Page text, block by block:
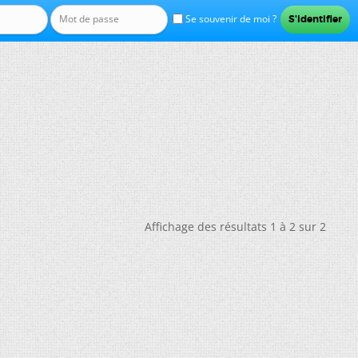
Se souvenir de moi ?
Affichage des résultats 1 à 2 sur 2